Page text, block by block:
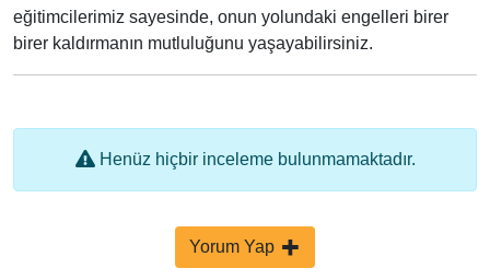
eğitimcilerimiz sayesinde, onun yolundaki engelleri birer
birer kaldırmanın mutluluğunu yaşayabilirsiniz.
Henüz hiçbir inceleme bulunmamaktadır.
Yorum Yap